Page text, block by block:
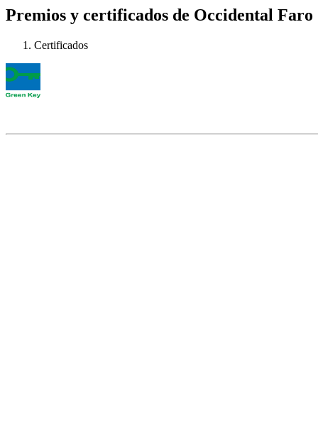
Premios y certificados de Occidental Faro
Certificados